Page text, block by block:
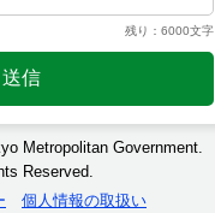
残り：6000文字
送信
Metropolitan Government.
Reserved.
個人情報の取扱い